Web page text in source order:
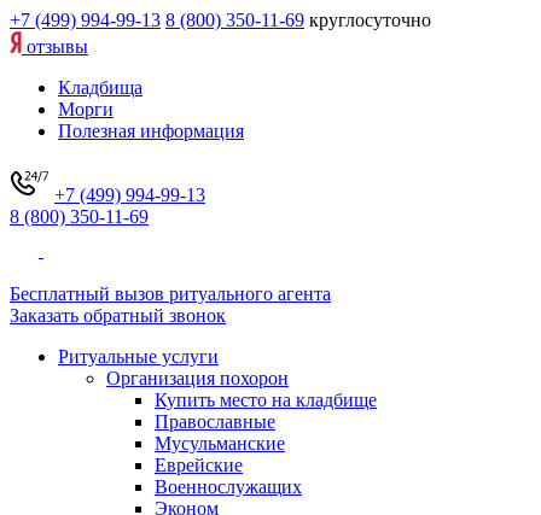
+7 (499) 994-99-13 8 (800) 350-11-69 круглосуточно
отзывы
Кладбища
Морги
Полезная информация
+7 (499) 994-99-13
8 (800) 350-11-69
Бесплатный вызов ритуального агента
Заказать обратный звонок
Ритуальные услуги
Организация похорон
Купить место на кладбище
Православные
Мусульманские
Еврейские
Военнослужащих
Эконом